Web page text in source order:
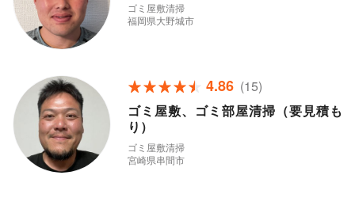
ゴミ屋敷清掃
福岡県大野城市
4.86 (15)
ゴミ屋敷、ゴミ部屋清掃（要見積も
り）
ゴミ屋敷清掃
宮崎県串間市